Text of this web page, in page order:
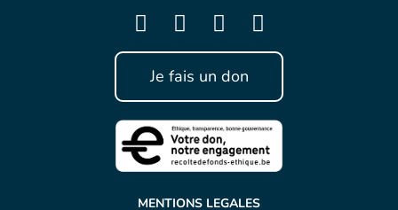
Je fais un don
MENTIONS LEGALES